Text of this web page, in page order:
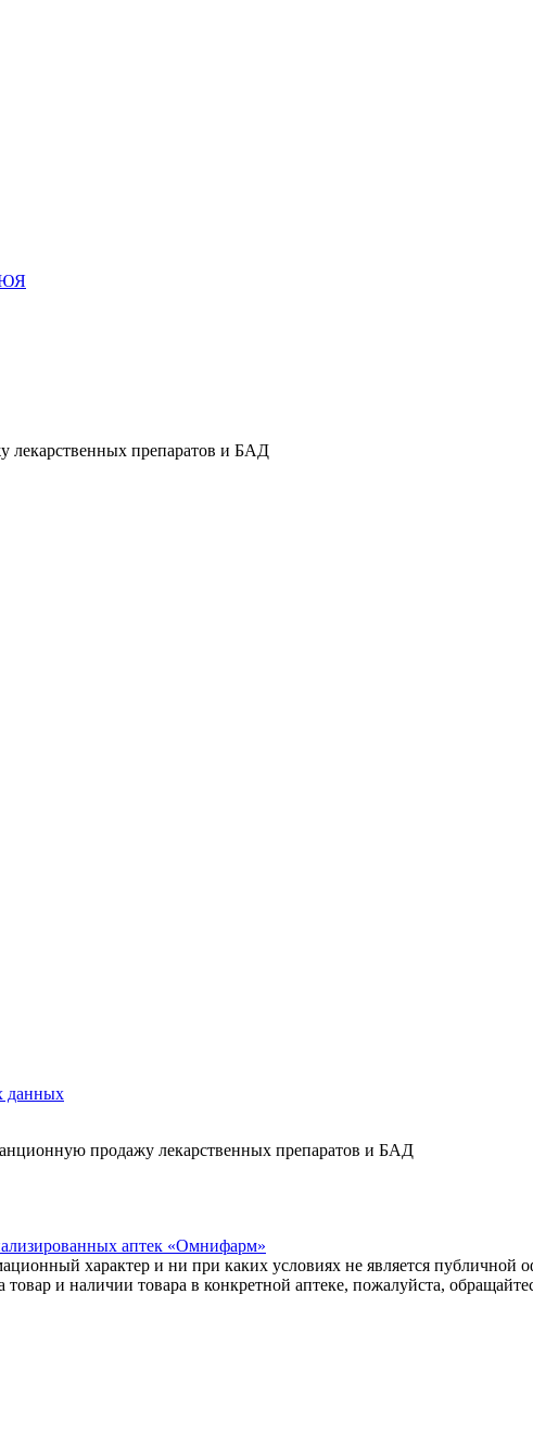
Я
лекарственных препаратов и БАД
данных
продажу лекарственных препаратов и БАД
аптек «Омнифарм»
характер и ни при каких условиях не является
и наличии товара в конкретной аптеке, пожалуйста,